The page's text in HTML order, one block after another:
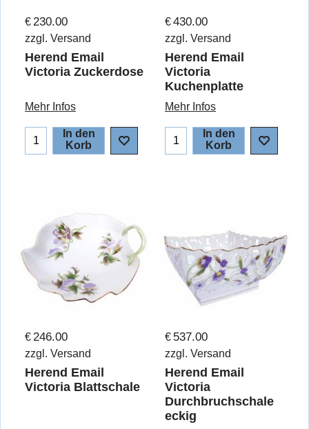
€230.00
zzgl. Versand
Herend Email
Victoria Zuckerdose
Mehr Infos
In den
Korb
€430.00
zzgl. Versand
Herend Email
Victoria
Kuchenplatte
Mehr Infos
In den
Korb
€246.00
zzgl. Versand
Herend Email
Victoria Blattschale
€ 537.00
zzgl. Versand
Herend Email
Victoria
Durchbruchschale
eckig